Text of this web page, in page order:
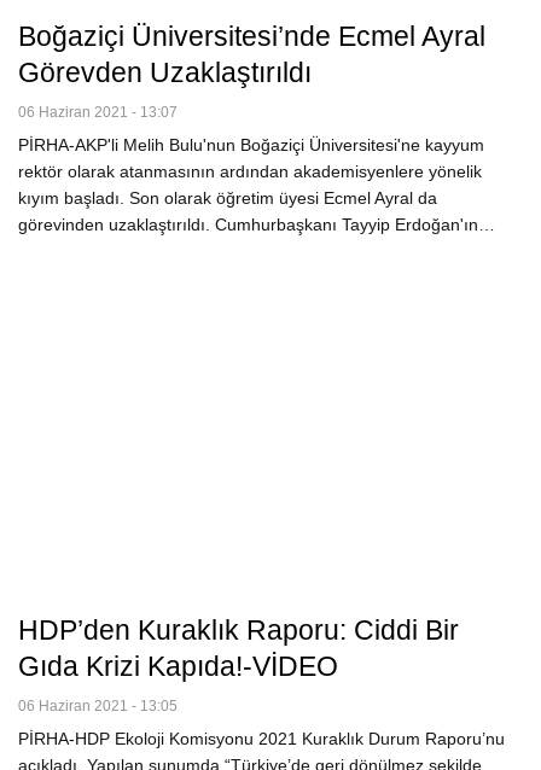
Boğaziçi Üniversitesi’nde Ecmel Ayral
Görevden Uzaklaştırıldı
06 Haziran 2021 - 13:07
PİRHA-AKP'li Melih Bulu'nun Boğaziçi Üniversitesi'ne kayyum
rektör olarak atanmasının ardından akademisyenlere yönelik
kıyım başladı. Son olarak öğretim üyesi Ecmel Ayral da
görevinden uzaklaştırıldı. Cumhurbaşkanı Tayyip Erdoğan'ın…
HDP’den Kuraklık Raporu: Ciddi Bir
Gıda Krizi Kapıda!-VİDEO
06 Haziran 2021 - 13:05
PİRHA-HDP Ekoloji Komisyonu 2021 Kuraklık Durum Raporu’nu
açıkladı. Yapılan sunumda “Türkiye’de geri dönülmez şekilde